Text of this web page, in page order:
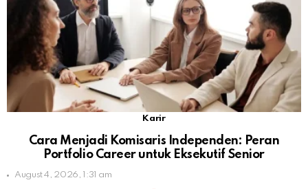
Karir
Cara Menjadi Komisaris Independen: Peran
Portfolio Career untuk Eksekutif Senior
August 4, 2026, 1:31 am